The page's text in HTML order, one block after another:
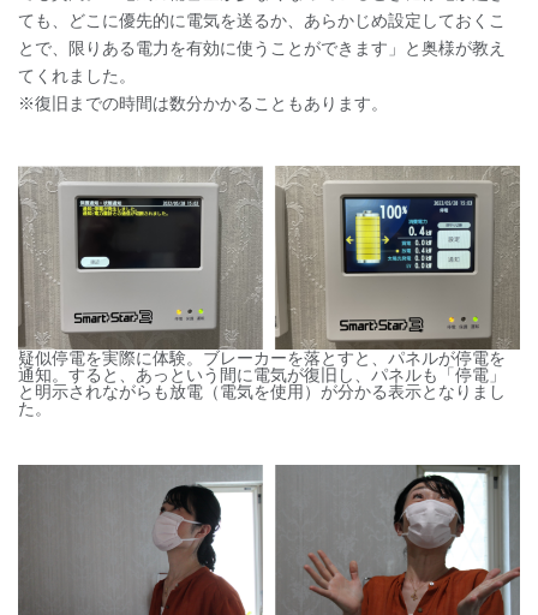
ても、どこに優先的に電気を送るか、あらかじめ設定しておくこ
とで、限りある電力を有効に使うことができます」と奥様が教え
てくれました。
※復旧までの時間は数分かかることもあります。
疑似停電を実際に体験。ブレーカーを落とすと、パネルが停電を
通知。すると、あっという間に電気が復旧し、パネルも「停電」
と明示されながらも放電（電気を使用）が分かる表示となりまし
た。